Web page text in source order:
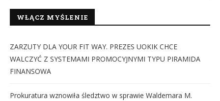
WŁĄCZ MYŚLENIE
ZARZUTY DLA YOUR FIT WAY. PREZES UOKIK CHCE
WALCZYĆ Z SYSTEMAMI PROMOCYJNYMI TYPU PIRAMIDA
FINANSOWA
Prokuratura wznowiła śledztwo w sprawie Waldemara M.